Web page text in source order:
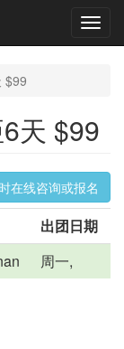
$99
天 $99
在线咨询或报名
出团日期
周一,